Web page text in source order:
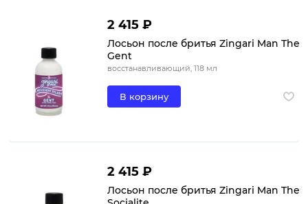
2 415 ₽
Лосьон после бритья Zingari Man The
Gent
восстанавливающий, 118 мл
В корзину
2 415 ₽
Лосьон после бритья Zingari Man The